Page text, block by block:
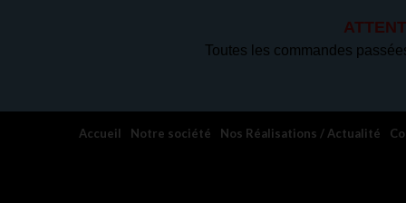
Toutes les commandes
Accueil Notre société Nos Réalisations / Actualité